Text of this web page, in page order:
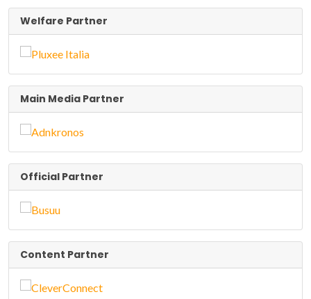
Welfare Partner
Main Media Partner
Official Partner
Content Partner